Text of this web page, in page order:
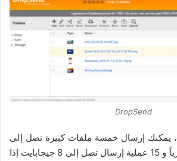
DropSend
باستخدام DropSend، يمكنك إرسال خمسة ملفات كبيرة تصل إلى
4 جيجابايت مجاناً شهرياً و 15 عملية إرسال تصل إلى 8 جيجابايت إذا